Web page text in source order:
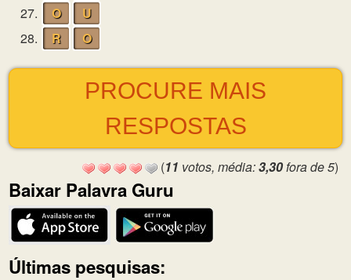
27.
O
U
28.
R O
PROCURE MAIS
RESPOSTAS
(11 votos, média:3,30fora de 5)
Baixar Palavra Guru
Últimas pesquisas: